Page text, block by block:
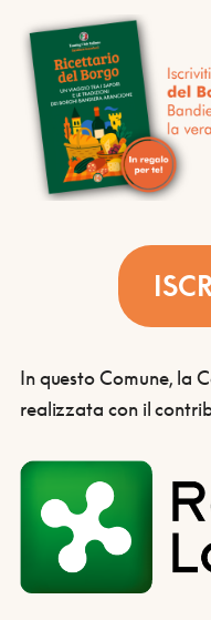
In questo Comune, la
realizzata con il